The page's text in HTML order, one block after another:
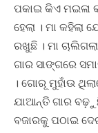
ପକାଇ କିଏ ମଇଳା
ହେଲା । ମା
ରଖୁଛି । ମା
ଗାର ସାଙ୍ଗରେ
। ଗୋରୂ ମୁହାଁଉ
ଯାଆନ୍ତି ଗାର ବଢ଼ୁଛି
ବଜାରକୁ ପଠାଇ